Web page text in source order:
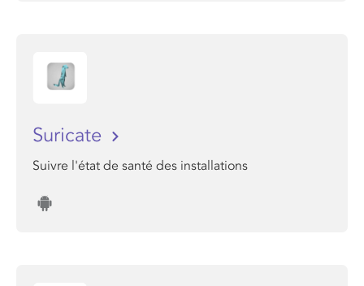
Suricate
Suivre l'état de santé des installations